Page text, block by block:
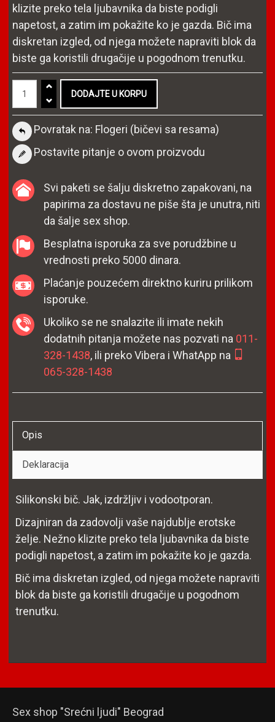
klizite preko tela ljubavnika da biste podigli
napetost, a zatim im pokažite ko je gazda. Bič ima
diskretan izgled, od njega možete napraviti blok da
biste ga koristili drugačije u pogodnom trenutku.
Povratak na: Flogeri (bičevi sa resama)
Postavite pitanje o ovom proizvodu
Svi paketi se šalju diskretno zapakovani, na
papirima za dostavu ne piše šta je unutra, niti
da šalje sex shop.
Besplatna isporuka za sve porudžbine u
vrednosti preko 5000 dinara.
Plaćanje pouzećem direktno kuriru prilikom
isporuke.
Ukoliko se ne snalazite ili imate nekih
dodatnih pitanja možete nas pozvati na 011-
328-1438, ili preko Vibera i WhatApp na
065-328-1438
Opis
Deklaracija
Silikonski bič. Jak, izdržljiv i vodootporan.
Dizajniran da zadovolji vaše najdublje erotske
želje. Nežno klizite preko tela ljubavnika da biste
podigli napetost, a zatim im pokažite ko je gazda.
Bič ima diskretan izgled, od njega možete napraviti
blok da biste ga koristili drugačije u pogodnom
trenutku.
Sex shop "Srećni ljudi" Beograd